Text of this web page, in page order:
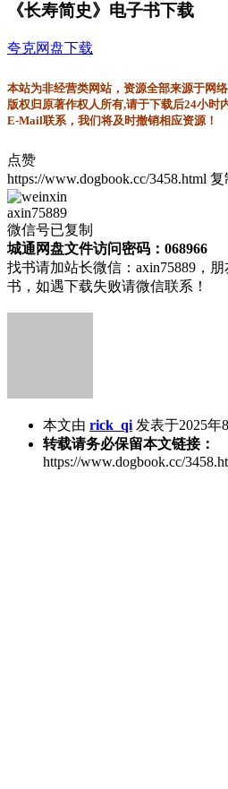
《长寿简史》电子书下载
夸克网盘下载
本站为非经营类网站，资源全部来源于网
版权归原著作权人所有,请于下载后24小时
E-Mail联系，我们将及时撤销相应资源！
点赞
https://www.dogbook.cc/3458.html 复
axin75889
微信号已复制
城通网盘文件访问密码：068966
找书请加站长微信：axin75889，
书，如遇下载失败请微信联系！
本文由 rick_qi 发表于2025年
转载请务必保留本文链接：
https://www.dogbook.cc/